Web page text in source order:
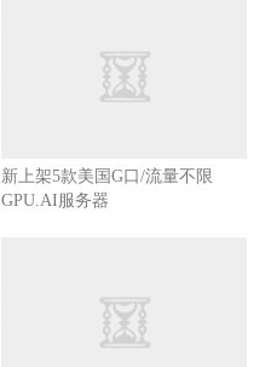
新上架5款美国G口/流量不限
GPU.AI服务器